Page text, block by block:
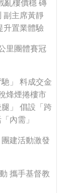
亂樓價穩 磚
副主席黃靜
升置業體驗
里團體賽冠
」 料成交金
烽煙捲樓市
」 倡設「跨
內需」
建活動激發
攜手基督教